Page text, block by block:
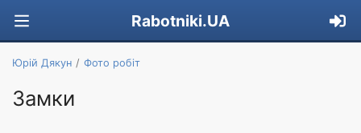
Rabotniki.UA
Юрій Дякун Фото робіт
Замки